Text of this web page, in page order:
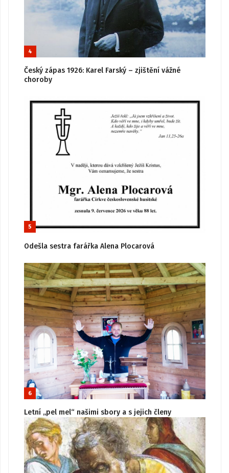
4
Český zápas 1926: Karel Farský – zjištění vážné
choroby
5
Odešla sestra farářka Alena Plocarová
6
Letní „pel mel“ našimi sbory a s jejich členy